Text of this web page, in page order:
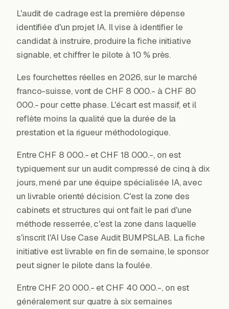
L'audit de cadrage est la première dépense
identifiée d'un projet IA. Il vise à identifier le
candidat à instruire, produire la fiche initiative
signable, et chiffrer le pilote à 10 % près.
Les fourchettes réelles en 2026, sur le marché
franco-suisse, vont de CHF 8 000.- à CHF 80
000.- pour cette phase. L'écart est massif, et il
reflète moins la qualité que la durée de la
prestation et la rigueur méthodologique.
Entre CHF 8 000.- et CHF 18 000.-, on est
typiquement sur un audit compressé de cinq à dix
jours, mené par une équipe spécialisée IA, avec
un livrable orienté décision. C'est la zone des
cabinets et structures qui ont fait le pari d'une
méthode resserrée, c'est la zone dans laquelle
s'inscrit l'AI Use Case Audit BUMPSLAB. La fiche
initiative est livrable en fin de semaine, le sponsor
peut signer le pilote dans la foulée.
Entre CHF 20 000.- et CHF 40 000.-, on est
généralement sur quatre à six semaines